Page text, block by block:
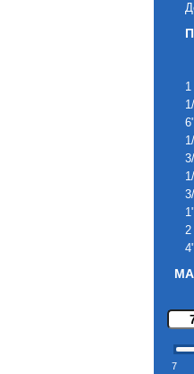
1
6"
1"
2
4"
7